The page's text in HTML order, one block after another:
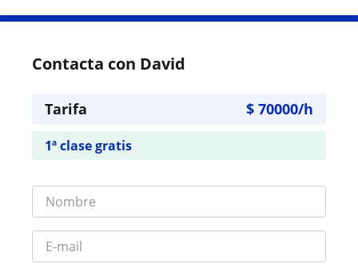
Contacta con David
Tarifa $ 70000/h
1ª clase gratis